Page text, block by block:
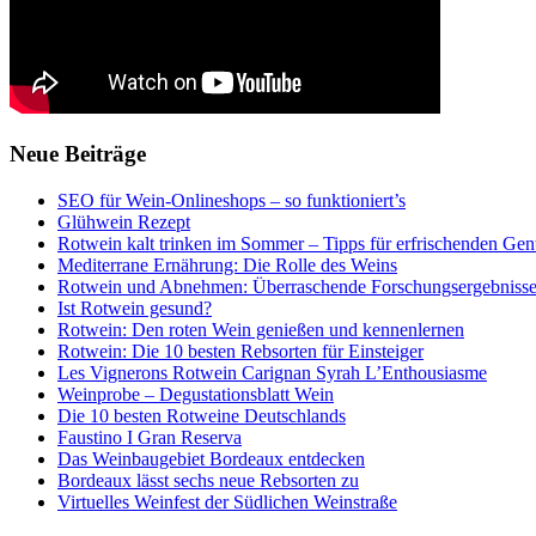
Neue Beiträge
SEO für Wein-Onlineshops – so funktioniert’s
Glühwein Rezept
Rotwein kalt trinken im Sommer – Tipps für erfrischenden
Mediterrane Ernährung: Die Rolle des Weins
Rotwein und Abnehmen: Überraschende Forschungsergebnisse
Ist Rotwein gesund?
Rotwein: Den roten Wein genießen und kennenlernen
Rotwein: Die 10 besten Rebsorten für Einsteiger
Les Vignerons Rotwein Carignan Syrah L’Enthousiasme
Weinprobe – Degustationsblatt Wein
Die 10 besten Rotweine Deutschlands
Faustino I Gran Reserva
Das Weinbaugebiet Bordeaux entdecken
Bordeaux lässt sechs neue Rebsorten zu
Virtuelles Weinfest der Südlichen Weinstraße